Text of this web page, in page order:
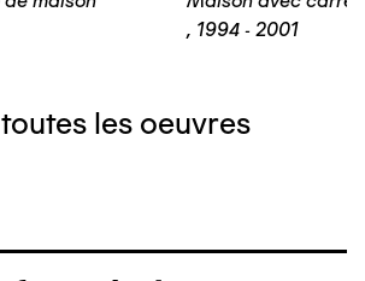
, 1994 - 2001
les oeuvres